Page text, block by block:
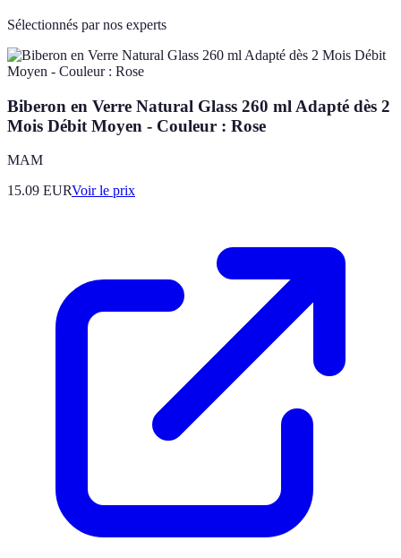
Sélectionnés par nos experts
Biberon en Verre Natural Glass 260 ml Adapté dès 2
Mois Débit Moyen - Couleur : Rose
MAM
15.09 EURVoir le prix